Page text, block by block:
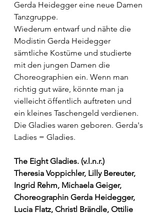
Gerda Heidegger eine neue Damen
Tanzgruppe.
Wiederum entwarf und nähte die
Modistin Gerda Heidegger
sämtliche Kostüme und studierte
mit den jungen Damen die
Choreographien ein. Wenn man
richtig gut wäre, könnte man ja
vielleicht öffentlich auftreten und
ein kleines Taschengeld verdienen.
Die Gladies waren geboren. Gerda's
Ladies = Gladies.
The Eight Gladies. (v.l.n.r.)
Theresia Voppichler, Lilly Bereuter,
Ingrid Rehm, Michaela Geiger,
Choreographin Gerda Heidegger,
Lucia Flatz, Christl Brändle, Ottilie